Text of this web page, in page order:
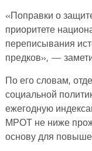
«Поправки о
приоритете
переписывания
предков», —
По его словам,
социальной
ежегодную
МРОТ не ниже
основу для